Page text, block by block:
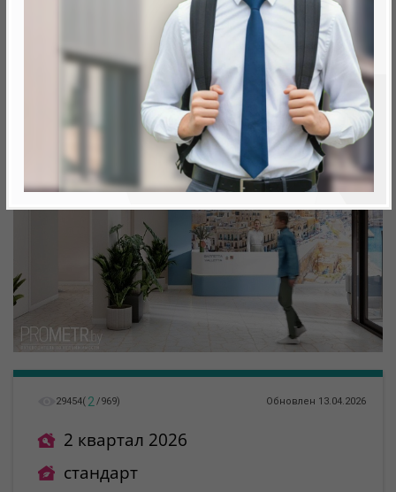
Минск, Октябрьский, ул. Жореса Алферова
метро «Ковальская Слобода», 566 м
29454( 2 /969) Обновлен 13.04.2026
2 квартал 2026
стандарт